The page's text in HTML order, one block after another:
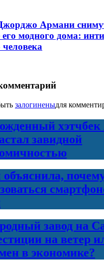
Армани
его модного дома:
залогиненыдля
хэтчбек
завидной
завод на
на ветер
в экономике?